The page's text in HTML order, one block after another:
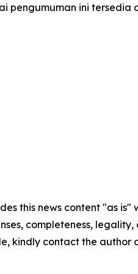
pengumuman ini tersedia
this news content "as
completeness,
kindly contact the author